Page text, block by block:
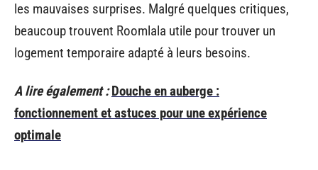
les mauvaises surprises. Malgré quelques critiques,
beaucoup trouvent Roomlala utile pour trouver un
logement temporaire adapté à leurs besoins.
A lire également : Douche en auberge :
fonctionnement et astuces pour une expérience
optimale